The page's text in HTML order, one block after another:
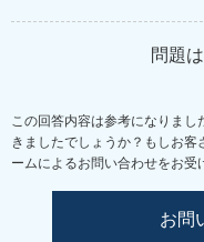
問題
この回答内容は参考になりま
きましたでしょうか？ もしお客
ームによるお問い合わせをお受
お問